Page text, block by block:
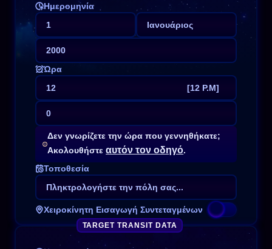
Ημερομηνία
1
Ιανουάριος
2000
Ώρα
12
[12 P.M]
0
[1 A.M]
3
5
[5 A.M]
6
[6 A.M]
0
Δεν γνωρίζετε την ώρα που γεννηθήκατε;
Ακολουθήστεαυτόν τον οδηγό.
Τοποθεσία
Χειροκίνητη Εισαγωγή Συντεταγμένων
TARGET TRANSIT DATA